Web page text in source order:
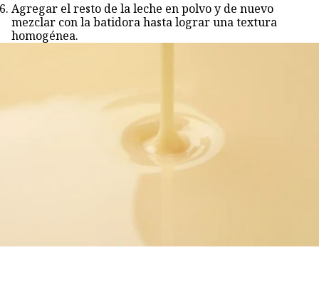
Agregar el resto de la leche en polvo y de nuevo
mezclar con la batidora hasta lograr una textura
homogénea.